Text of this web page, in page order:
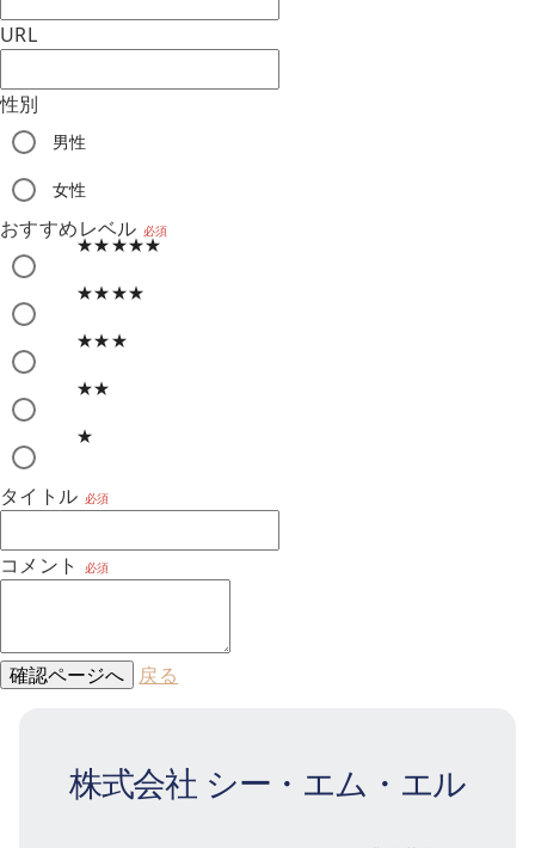
URL
性別
男性
女性
おすすめレベル 必須
★★★★★
★★★★
★★★
★★
★
タイトル 必須
コメント 必須
確認ページへ 戻る
株式会社 シー・エム・エル